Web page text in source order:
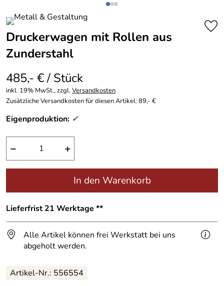
Druckerwagen mit Rollen aus
Zunderstahl
485,- € / Stück
inkl. 19% MwSt., zzgl.Versandkosten
Zusätzliche Versandkosten für diesen Artikel: 89,- €
Eigenproduktion: ✓
− +
In den Warenkorb
Lieferfrist 21 Werktage **
Alle Artikel können frei Werkstatt bei uns
abgeholt werden.
Artikel-Nr.: 556554